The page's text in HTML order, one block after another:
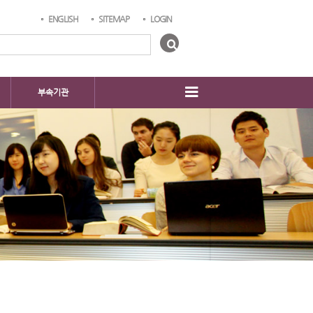
ENGLISH SITEMAP LOGIN
부속기관